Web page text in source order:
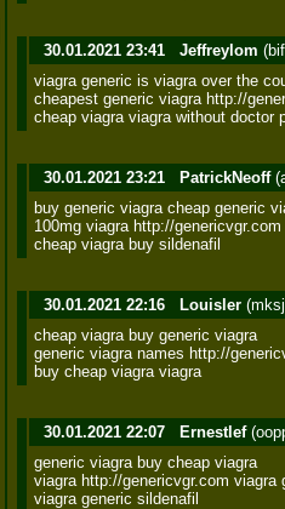
30.01.2021 23:41 Jeffreylom
viagra generic is viagra over the
cheapest generic viagra http://
cheap viagra viagra without doctor
30.01.2021 23:21 PatrickNeoff
buy generic viagra cheap generic
100mg viagra http://
cheap viagra buy sildenafil
30.01.2021 22:16 Louisler
cheap viagra buy generic viagra
generic viagra names http://
buy cheap viagra viagra
30.01.2021 22:07 Ernestlef
generic viagra buy cheap viagra
viagra http://genericvgr.com viagra
viagra generic sildenafil